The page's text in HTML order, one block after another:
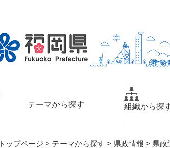
テーマから探す 組織から探
トップページ > テーマから探す > 県政情報 > 県政